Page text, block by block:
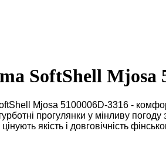
SoftShell Mjosa
Mjosa 5100006D-3316 -
прогулянки у мінливу
цінують якість і довговічність